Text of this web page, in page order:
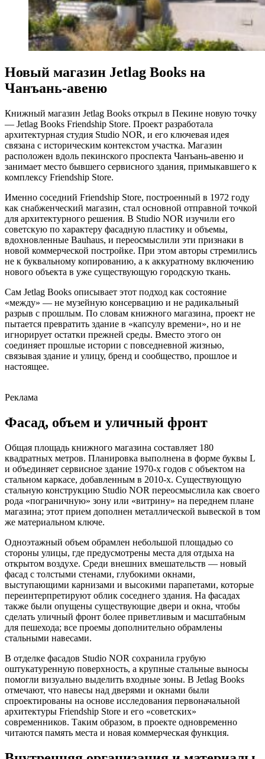
Новый магазин Jetlag Books на
Чанъань-авеню
Книжный магазин Jetlag Books открыл в Пекине новую точку
— Jetlag Books Friendship Store. Проект разработала
архитектурная студия Studio NOR, и его ключевая идея
связана с историческим контекстом участка. Магазин
расположен вдоль пекинского проспекта Чанъань-авеню и
занимает место бывшего сервисного здания, примыкавшего к
комплексу Friendship Store.
Именно соседний Friendship Store, построенный в 1972 году
как снабженческий магазин, стал основной отправной точкой
для архитектурного решения. В Studio NOR изучили его
советскую по характеру фасадную пластику и объемы,
вдохновленные Bauhaus, и переосмыслили эти признаки в
новой коммерческой постройке. При этом авторы стремились
не к буквальному копированию, а к аккуратному включению
нового объекта в уже существующую городскую ткань.
Сам Jetlag Books описывает этот подход как состояние
«между» — не музейную консервацию и не радикальный
разрыв с прошлым. По словам книжного магазина, проект не
пытается превратить здание в «капсулу времени», но и не
игнорирует остатки прежней среды. Вместо этого он
соединяет прошлые истории с повседневной жизнью,
связывая здание и улицу, бренд и сообщество, прошлое и
настоящее.
Реклама
Фасад, объем и уличный фронт
Общая площадь книжного магазина составляет 180
квадратных метров. Планировка выполнена в форме буквы L
и объединяет сервисное здание 1970-х годов с объектом на
стальном каркасе, добавленным в 2010-х. Существующую
стальную конструкцию Studio NOR переосмыслила как своего
рода «пограничную» зону или «витрину» на переднем плане
магазина; этот прием дополнен металлической вывеской в том
же материальном ключе.
Одноэтажный объем обрамлен небольшой площадью со
стороны улицы, где предусмотрены места для отдыха на
открытом воздухе. Среди внешних вмешательств — новый
фасад с толстыми стенами, глубокими окнами,
выступающими карнизами и высокими парапетами, которые
переинтерпретируют облик соседнего здания. На фасадах
также были опущены существующие двери и окна, чтобы
сделать уличный фронт более приветливым и масштабным
для пешехода; все проемы дополнительно обрамлены
стальными навесами.
В отделке фасадов Studio NOR сохранила грубую
оштукатуренную поверхность, а крупные стальные выносы
помогли визуально выделить входные зоны. В Jetlag Books
отмечают, что навесы над дверями и окнами были
спроектированы на основе исследования первоначальной
архитектуры Friendship Store и его «советских»
современников. Таким образом, в проекте одновременно
читаются память места и новая коммерческая функция.